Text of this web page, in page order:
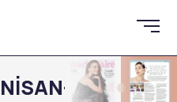
2024